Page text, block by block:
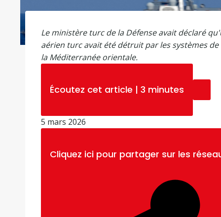
Le ministère turc de la Défense avait déclaré
aérien turc avait été détruit par les systèmes
la Méditerranée orientale.
Écoutez cet article | 3 minutes
P
5 mars 2026
Cliquez ici pour partager sur les